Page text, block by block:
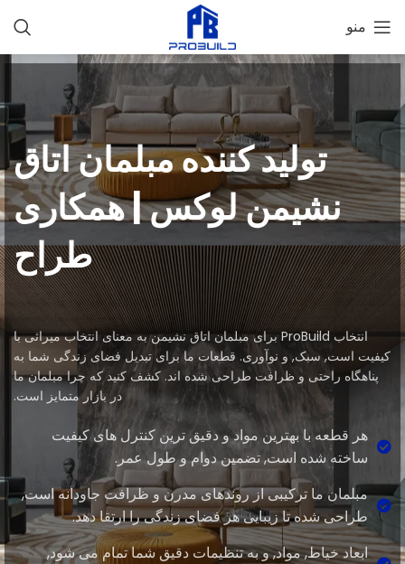
منو
تولید کننده مبلمان اتاق
نشیمن لوکس | همکاری
طراح
انتخاب ProBuild برای مبلمان اتاق نشیمن به معنای انتخاب میراثی با
کیفیت است, سبک, و نوآوری. قطعات ما برای تبدیل فضای زندگی شما به
پناهگاه راحتی و ظرافت طراحی شده اند. کشف کنید که چرا مبلمان ما
در بازار متمایز است.
هر قطعه با بهترین مواد و دقیق ترین کنترل های کیفیت
ساخته شده است, تضمین دوام و طول عمر.
مبلمان ما ترکیبی از روندهای مدرن و ظرافت جاودانه است,
طراحی شده تا زیبایی هر فضای زندگی را ارتقا دهد.
ابعاد خیاط, مواد, و به تنظیمات دقیق شما تمام می شود,